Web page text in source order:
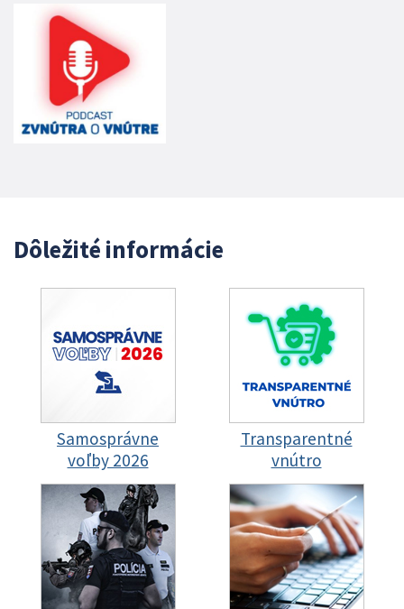
Dôležité informácie
Samosprávne
voľby 2026
Transparentné
vnútro